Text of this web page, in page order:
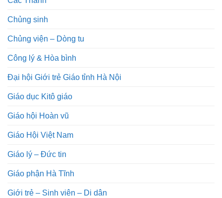
Chủng sinh
Chủng viện – Dòng tu
Công lý & Hòa bình
Đại hội Giới trẻ Giáo tỉnh Hà Nội
Giáo dục Kitô giáo
Giáo hội Hoàn vũ
Giáo Hội Việt Nam
Giáo lý – Đức tin
Giáo phận Hà Tĩnh
Giới trẻ – Sinh viên – Di dân